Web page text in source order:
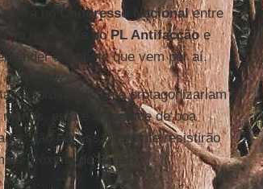
no
Congresso Nacionalentre
no desmonte doPL Antifacçãoe
o embate que vem por aí.
provavelmente protagonizariam
esta é a vontade de boa
não necessariamente resistirão
próxima doBrasil